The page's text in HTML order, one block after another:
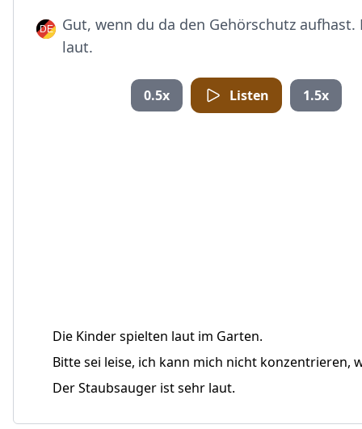
Gut, wenn du da den Gehörschutz aufhast.
laut.
0.5x Listen 1.5x
Die Kinder spielten laut im Garten.
Bitte sei leise, ich kann mich nicht konzentrieren,
Der Staubsauger ist sehr laut.